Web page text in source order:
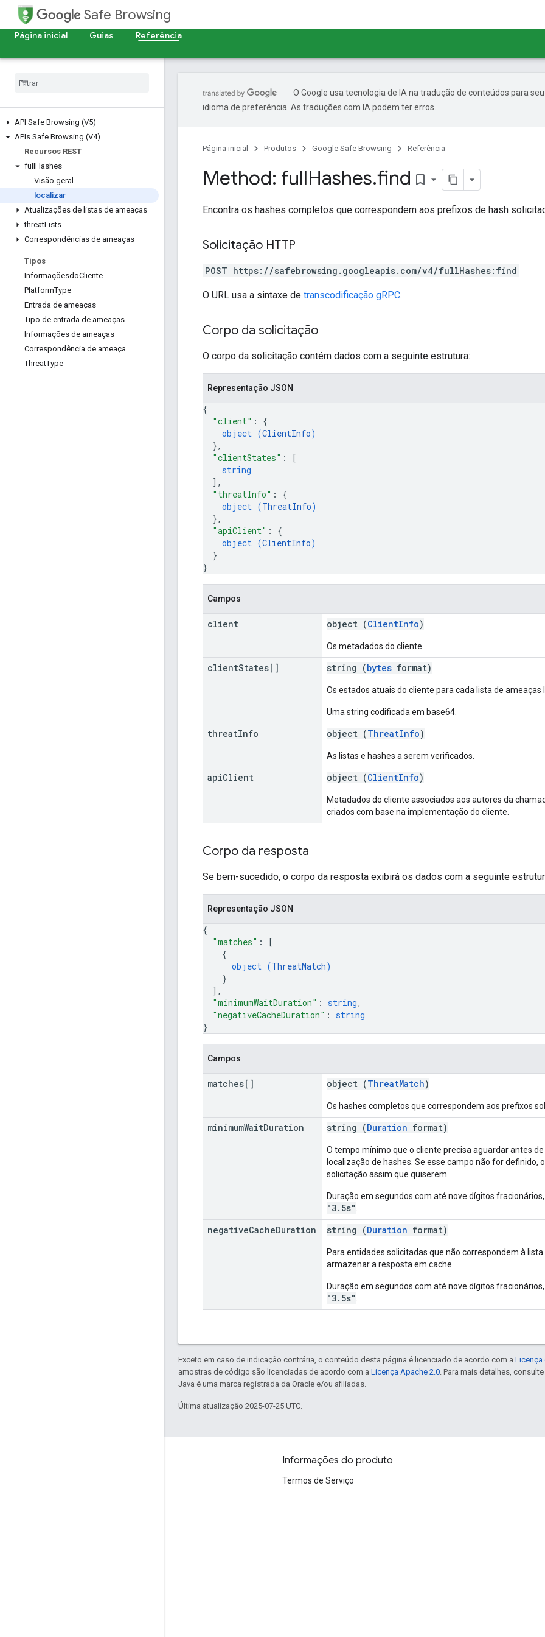
Safe Browsing
Página inicial Guias Referência
API Safe Browsing (V5)
APIs Safe Browsing (V4)
Recursos REST
full Hashes
Visão geral
localizar
Atualizações de listas de ameaças
threatLists
Correspondências de ameaças
Tipos
InformaçõesdoCliente
PlatformType
Entrada de ameaças
Tipo de entrada de ameaças
Informações de ameaças
Correspondência de ameaça
ThreatType
O Google usa tecnologia de IA na tradução de conteúdos para seu
idioma de preferência. As traduções com IA podem ter erros.
Página inicial Produtos Google Safe Browsing Referência
Method: fullHashes.find bookmark_border
Encontra os hashes completos que correspondem aos prefixos de hash
Solicitação HTTP
POST https://safebrowsing.googleapis.com/v4/fullHashes:find
O URL usa a sintaxe de transcodificação gRPC.
Corpo da solicitação
O corpo da solicitação contém dados com a seguinte estrutura:
Representação JSON
{
"client" : {
object (ClientInfo)
},
"clientStates" :
[
string
] ,
"threatInfo" : {
object (ThreatInfo)
},
"apiClient" : {
object (ClientInfo)
}
}
Campos
client object (ClientInfo)
Os metadados do cliente.
clientStates[] string (bytes format)
Os estados atuais do cliente para cada lista de ameaças
Uma string codificada em base64.
threatInfo object (ThreatInfo)
As listas e hashes a serem verificados.
apiClient object (ClientInfo)
Metadados do cliente associados aos autores da
criados com base na implementação do cliente.
Corpo da resposta
Se bem-sucedido, o corpo da resposta exibirá os dados com a seguinte
Representação JSON
{
"matches" :
[
{
object (ThreatMatch)
}
] ,
"minimumWaitDuration" : string,
"negativeCacheDuration" : string
}
Campos
matches[] object (ThreatMatch)
Os hashes completos que correspondem aos prefixos
minimumWaitDuration string (Duration format)
O tempo mínimo que o cliente precisa aguardar antes
localização de hashes. Se esse campo não for definido,
solicitação assim que quiserem.
Duração em segundos com até nove dígitos
"3.5s"
negativeCacheDuration string (Duration format)
Para entidades solicitadas que não correspondem à
armazenar a resposta em cache.
Duração em segundos com até nove dígitos
"3.5s"
Exceto em caso de indicação contrária, o conteúdo desta página é licenciado de acordo com a Licença
amostras de código são licenciadas de acordo com a Licença Apache 2.0 . Para mais detalhes,
Java é uma marca registrada da Oracle e/ou afiliadas.
Última atualização 2025-07-25 UTC.
Informações do produto
Termos de Serviço